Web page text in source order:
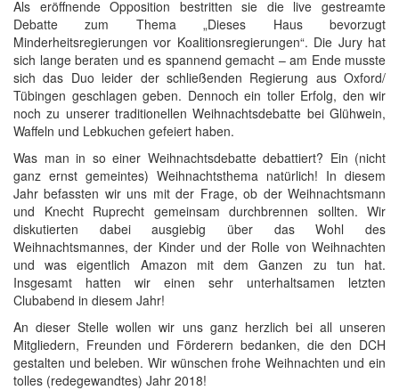
Als eröffnende Opposition bestritten sie die live gestreamte
Debatte zum Thema „Dieses Haus bevorzugt
Minderheitsregierungen vor Koalitionsregierungen“. Die Jury hat
sich lange beraten und es spannend gemacht – am Ende musste
sich das Duo leider der schließenden Regierung aus Oxford/
Tübingen geschlagen geben. Dennoch ein toller Erfolg, den wir
noch zu unserer traditionellen Weihnachtsdebatte bei Glühwein,
Waffeln und Lebkuchen gefeiert haben.
Was man in so einer Weihnachtsdebatte debattiert? Ein (nicht
ganz ernst gemeintes) Weihnachtsthema natürlich! In diesem
Jahr befassten wir uns mit der Frage, ob der Weihnachtsmann
und Knecht Ruprecht gemeinsam durchbrennen sollten. Wir
diskutierten dabei ausgiebig über das Wohl des
Weihnachtsmannes, der Kinder und der Rolle von Weihnachten
und was eigentlich Amazon mit dem Ganzen zu tun hat.
Insgesamt hatten wir einen sehr unterhaltsamen letzten
Clubabend in diesem Jahr!
An dieser Stelle wollen wir uns ganz herzlich bei all unseren
Mitgliedern, Freunden und Förderern bedanken, die den DCH
gestalten und beleben. Wir wünschen frohe Weihnachten und ein
tolles (redegewandtes) Jahr 2018!